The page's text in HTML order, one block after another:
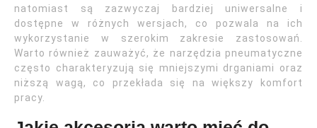
natomiast są zazwyczaj bardziej uniwersalne i
dostępne w różnych wersjach, co pozwala na ich
wykorzystanie w szerokim zakresie zastosowań.
Warto również zauważyć, że narzędzia pneumatyczne
często charakteryzują się mniejszymi drganiami oraz
niższą wagą, co przekłada się na większy komfort
pracy.